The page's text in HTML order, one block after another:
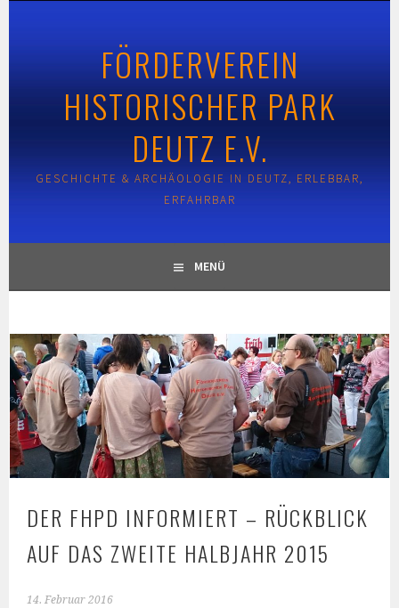
FÖRDERVEREIN
HISTORISCHER PARK
DEUTZ E.V.
GESCHICHTE & ARCHÄOLOGIE IN DEUTZ, ERLEBBAR,
ERFAHRBAR
MENÜ
DER FHPD INFORMIERT – RÜCKBLICK
AUF DAS ZWEITE HALBJAHR 2015
14. Februar 2016